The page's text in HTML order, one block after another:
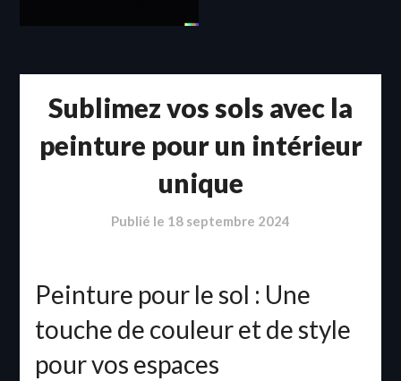
Sublimez vos sols avec la
peinture pour un intérieur
unique
Publié le 18 septembre 2024
Peinture pour le sol : Une
touche de couleur et de style
pour vos espaces